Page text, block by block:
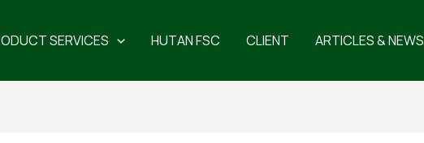
SERVICES HUTAN FSC CLIENT ARTICLES & NEWS